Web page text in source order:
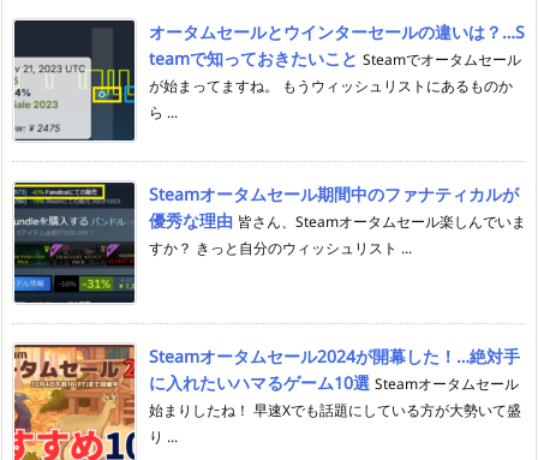
オータムセールとウインターセールの違いは？…S
teamで知っておきたいこと Steamでオータムセール
が始まってますね。 もうウィッシュリストにあるものか
ら ...
Steamオータムセール期間中のファナティカルが
優秀な理由 皆さん、Steamオータムセール楽しんでいま
すか？ きっと自分のウィッシュリスト ...
Steamオータムセール2024が開幕した！…絶対手
に入れたいハマるゲーム10選 Steamオータムセール
始まりしたね！ 早速Xでも話題にしている方が大勢いて盛
り ...